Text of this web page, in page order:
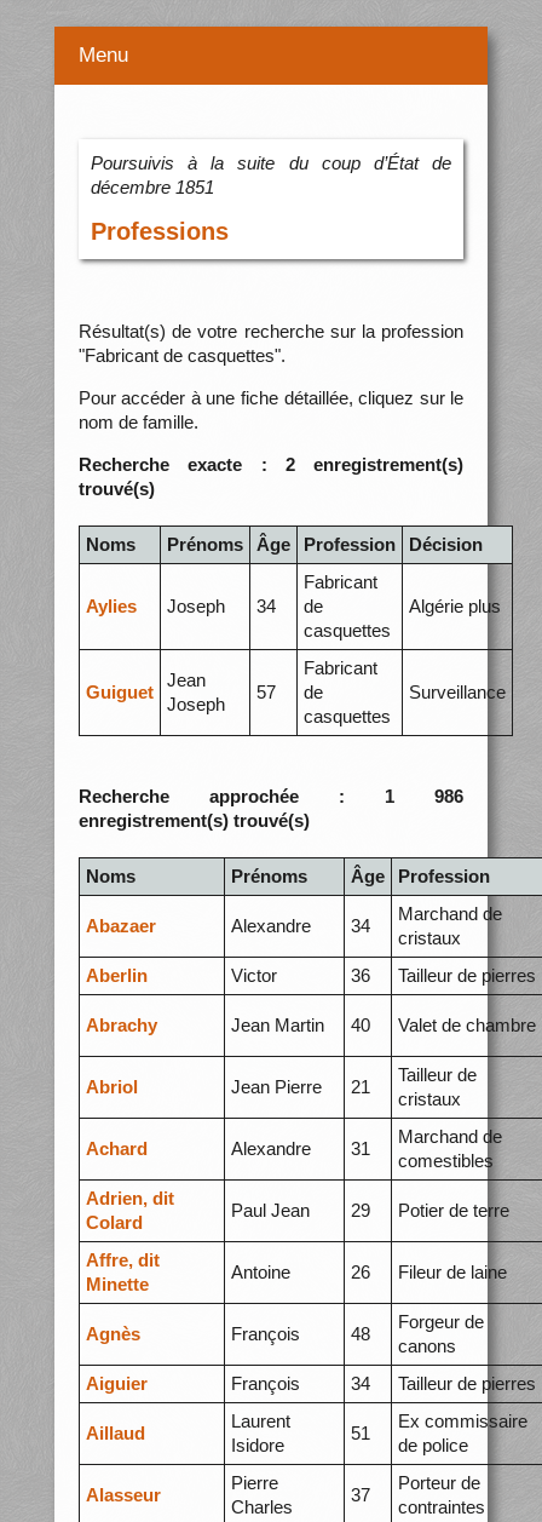
Menu
Poursuivis à la suite du coup d’État de
décembre 1851
Professions
Résultat(s) de votre recherche sur la profession
"Fabricant de casquettes".
Pour accéder à une fiche détaillée, cliquez sur le
nom de famille.
Recherche exacte : 2 enregistrement(s)
trouvé(s)
Noms Prénoms Âge Profession Décision
Aylies Joseph 34
Fabricant
de
casquettes
Algérie plus
Guiguet
Jean
Joseph
57
Fabricant
de
casquettes
Surveillance
Recherche approchée : 1 986
enregistrement(s) trouvé(s)
Noms Prénoms Âge Profession
Abazaer Alexandre 34
Marchand de
cristaux
Aberlin
Victor 36 Tailleur de pierres
Abrachy Jean Martin 40 Valet de chambre
Abriol Jean Pierre 21
Tailleur de
cristaux
Achard Alexandre 31
Marchand de
comestibles
Adrien, dit
Colard
Paul Jean 29 Potier de terre
Affre, dit
Minette
Antoine 26 Fileur de laine
Agnès François 48
Forgeur de
canons
Aiguier
François 34 Tailleur de pierres
Aillaud
Laurent
Isidore
51
Ex commissaire
de police
Alasseur
Pierre
Charles
37
Porteur de
contraintes